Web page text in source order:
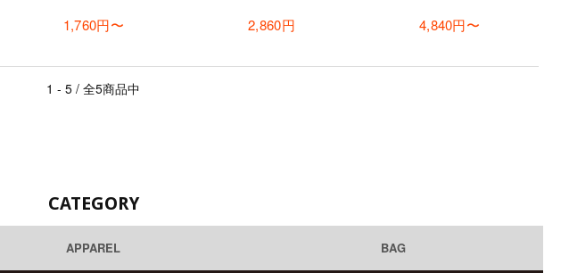
1,760円〜
2,860円
4,840円〜
1 - 5 / 全5商品中
CATEGORY
APPAREL BAG